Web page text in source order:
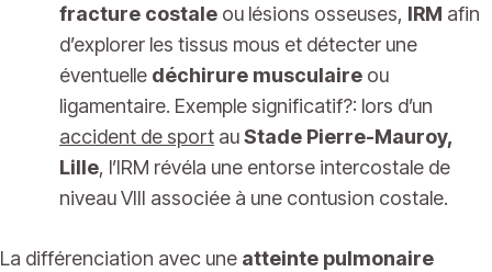
fracture costale ou lésions osseuses, IRM afin
d’explorer les tissus mous et détecter une
éventuelle déchirure musculaire ou
ligamentaire. Exemple significatif?: lors d’un
accident de sport auStade Pierre-Mauroy,
Lille, l’IRM révéla une entorse intercostale de
niveau VIII associée à une contusion costale.
La différenciation avec une atteinte pulmonaire